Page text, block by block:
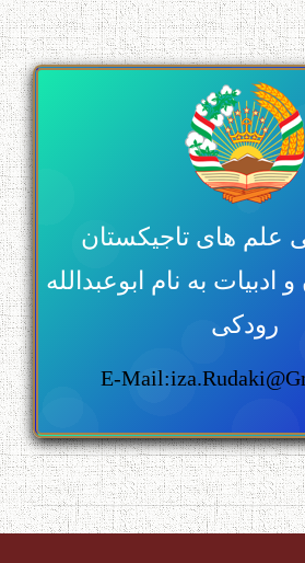
علم های تاجیکستان
ادبیات به نام ابوعبدالله
رودکی
E-